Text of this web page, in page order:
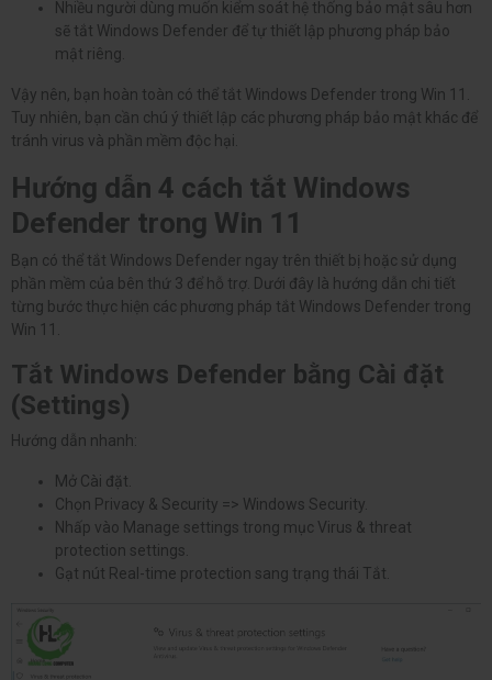
Nhiều người dùng muốn kiểm soát hệ thống bảo mật sâu hơn
sẽ tắt Windows Defender để tự thiết lập phương pháp bảo
mật riêng.
Vậy nên, bạn hoàn toàn có thể tắt Windows Defender trong Win 11.
Tuy nhiên, bạn cần chú ý thiết lập các phương pháp bảo mật khác để
tránh virus và phần mềm độc hại.
Hướng dẫn 4 cách tắt Windows
Defender trong Win 11
Bạn có thể tắt Windows Defender ngay trên thiết bị hoặc sử dụng
phần mềm của bên thứ 3 để hỗ trợ. Dưới đây là hướng dẫn chi tiết
từng bước thực hiện các phương pháp tắt Windows Defender trong
Win 11.
Tắt Windows Defender bằng Cài đặt
(Settings)
Hướng dẫn nhanh:
Mở Cài đặt.
Chọn Privacy & Security => Windows Security.
Nhấp vào Manage settings trong mục Virus & threat
protection settings.
Gạt nút Real-time protection sang trạng thái Tắt.